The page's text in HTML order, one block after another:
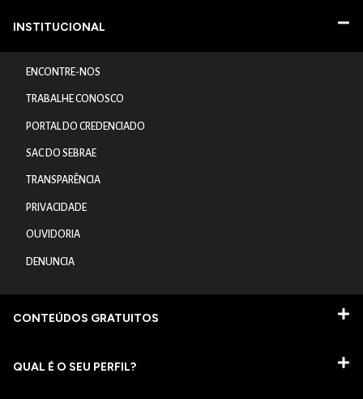
INSTITUCIONAL
ENCONTRE-NOS
TRABALHE CONOSCO
PORTAL DO CREDENCIADO
SAC DO SEBRAE
TRANSPARÊNCIA
PRIVACIDADE
OUVIDORIA
DENUNCIA
CONTEÚDOS GRATUITOS
QUAL É O SEU PERFIL?